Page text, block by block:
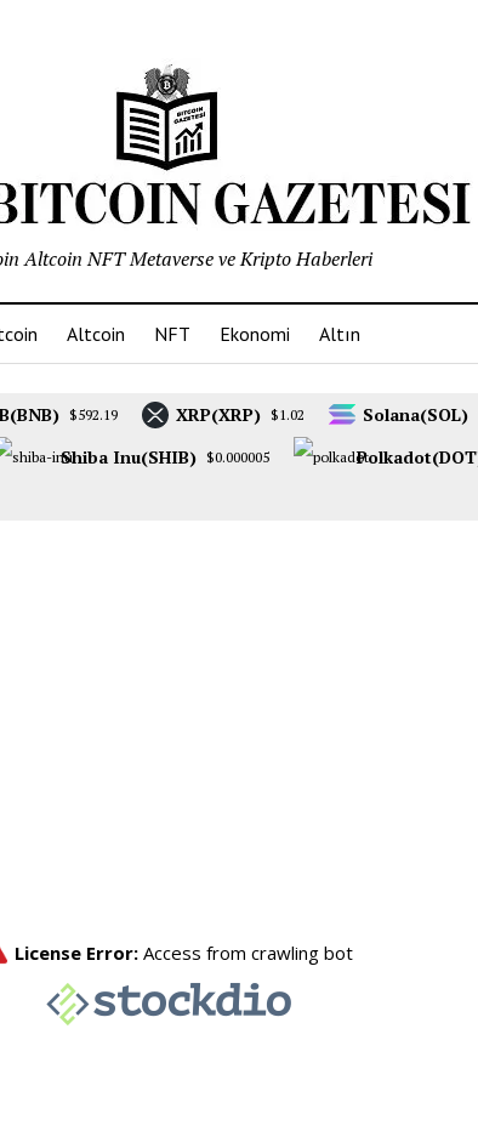
Altcoin NFT Metaverse ve Kripto Haberleri
Altcoin NFT Ekonomi Altın
$592.19 XRP(XRP) $1.02 Solana(SOL)
Shiba Inu(SHIB) $0.000005